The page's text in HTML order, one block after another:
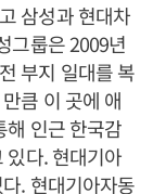
삼성과 현대차
그룹은 2009년
부지 일대를 복
큼 이 곳에 애
해 인근 한국감
있다. 현대기아
. 현대기아자동